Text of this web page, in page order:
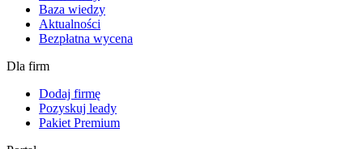
Baza wiedzy
Aktualności
Bezpłatna wycena
Dla firm
Dodaj firmę
Pozyskuj leady
Pakiet Premium